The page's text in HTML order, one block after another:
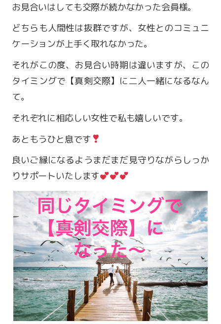
定休日 火・水曜日
お問い合わせ
お見合いはしても交際が続かなかった会員様。
どちらも人間性は抜群ですが、女性とのコミュニ
ケーションが上手く取れなかった。
それがこの度、お見合い時期は違いますが、この
タイミングで【真剣交際】に二人一緒になるなん
て。
それぞれに相応しい女性で私も嬉しいです。
あともうひと息です
良いご縁になるようまだまだ見守りながらしっか
りサポートいたします